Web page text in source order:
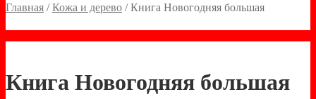
Главная /Кожа и дерево /Книга Новогодняя большая
Книга Новогодняя большая